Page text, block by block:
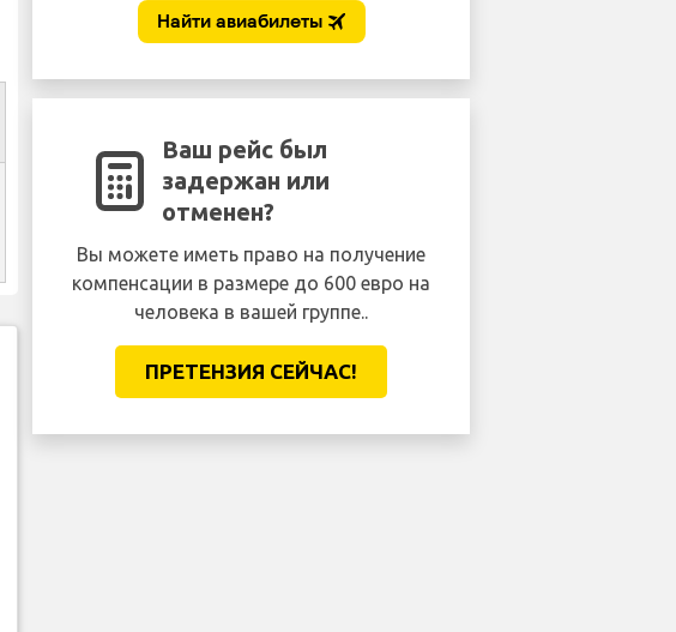
Ваш рейс был
задержан или
отменен?
Вы можете иметь право на получение
компенсации в размере до 600 евро на
человека в вашей группе..
ПРЕТЕНЗИЯ CЕЙЧАС!